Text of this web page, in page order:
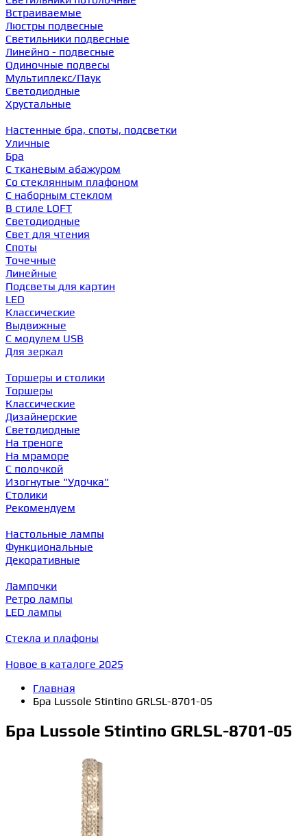
Встраиваемые
Люстры подвесные
Светильники подвесные
Линейно - подвесные
Одиночные подвесы
Мультиплекс/Паук
Светодиодные
Хрустальные
Настенные бра, споты, подсветки
Уличные
Бра
С тканевым абажуром
Со стеклянным плафоном
С наборным стеклом
В стиле LOFT
Светодиодные
Свет для чтения
Споты
Точечные
Линейные
Подсветы для картин
LED
Классические
Выдвижные
С модулем USB
Для зеркал
Торшеры и столики
Торшеры
Классические
Дизайнерские
Светодиодные
На треноге
На мраморе
С полочкой
Изогнутые "Удочка"
Столики
Рекомендуем
Настольные лампы
Функциональные
Декоративные
Лампочки
Ретро лампы
LED лампы
Стекла и плафоны
Новое в каталоге 2025
Главная
Бра Lussole Stintino GRLSL-8701-05
Бра Lussole Stintino GRLSL-8701-05